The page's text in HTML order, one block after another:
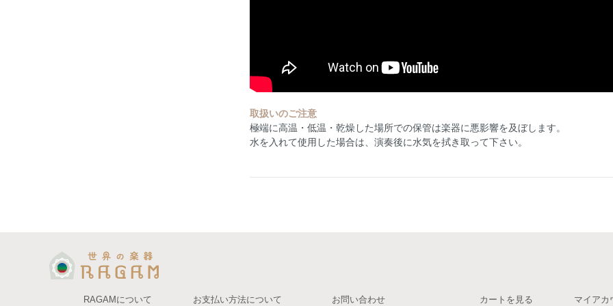
取扱いのご注意
極端に高温・低温・乾燥した場所での保管は楽器に悪影響を及ぼします。
水を入れて使用した場合は、演奏後に水気を拭き取って下さい。
RAGAMについて お支払い方法について お問い合わせ カートを見る マイアカ